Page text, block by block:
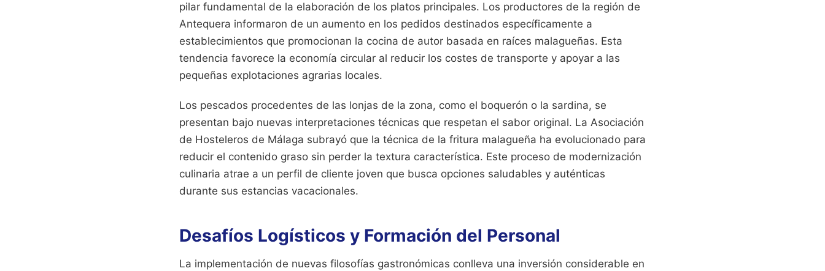
pilar fundamental de la elaboración de los platos principales. Los productores de la región de
Antequera informaron de un aumento en los pedidos destinados específicamente a
establecimientos que promocionan la cocina de autor basada en raíces malagueñas. Esta
tendencia favorece la economía circular al reducir los costes de transporte y apoyar a las
pequeñas explotaciones agrarias locales.
Los pescados procedentes de las lonjas de la zona, como el boquerón o la sardina, se
presentan bajo nuevas interpretaciones técnicas que respetan el sabor original. La Asociación
de Hosteleros de Málaga subrayó que la técnica de la fritura malagueña ha evolucionado para
reducir el contenido graso sin perder la textura característica. Este proceso de modernización
culinaria atrae a un perfil de cliente joven que busca opciones saludables y auténticas
durante sus estancias vacacionales.
Desafíos Logísticos y Formación del Personal
La implementación de nuevas filosofías gastronómicas conlleva una inversión considerable en